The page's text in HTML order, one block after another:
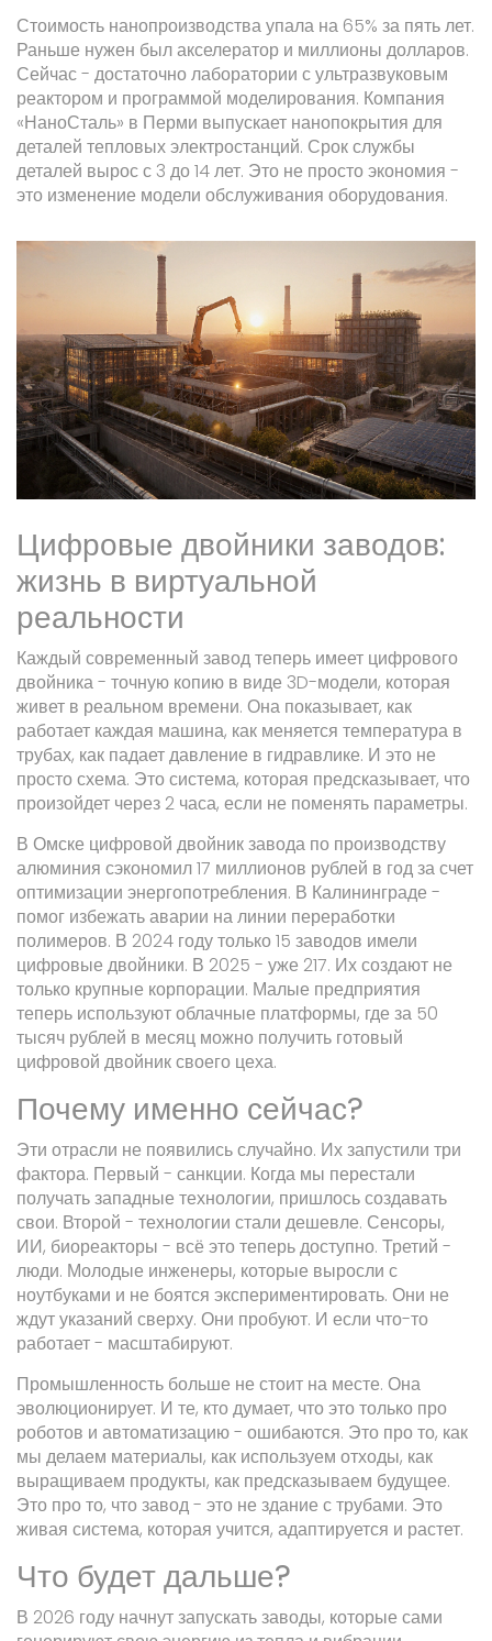
Стоимость нанопроизводства упала на 65% за пять лет.
Раньше нужен был акселератор и миллионы долларов.
Сейчас - достаточно лаборатории с ультразвуковым
реактором и программой моделирования. Компания
«НаноСталь» в Перми выпускает нанопокрытия для
деталей тепловых электростанций. Срок службы
деталей вырос с 3 до 14 лет. Это не просто экономия -
это изменение модели обслуживания оборудования.
Цифровые двойники заводов:
жизнь в виртуальной
реальности
Каждый современный завод теперь имеет цифрового
двойника - точную копию в виде 3D-модели, которая
живет в реальном времени. Она показывает, как
работает каждая машина, как меняется температура в
трубах, как падает давление в гидравлике. И это не
просто схема. Это система, которая предсказывает, что
произойдет через 2 часа, если не поменять параметры.
В Омске цифровой двойник завода по производству
алюминия сэкономил 17 миллионов рублей в год за счет
оптимизации энергопотребления. В Калининграде -
помог избежать аварии на линии переработки
полимеров. В 2024 году только 15 заводов имели
цифровые двойники. В 2025 - уже 217. Их создают не
только крупные корпорации. Малые предприятия
теперь используют облачные платформы, где за 50
тысяч рублей в месяц можно получить готовый
цифровой двойник своего цеха.
Почему именно сейчас?
Эти отрасли не появились случайно. Их запустили три
фактора. Первый - санкции. Когда мы перестали
получать западные технологии, пришлось создавать
свои. Второй - технологии стали дешевле. Сенсоры,
ИИ, биореакторы - всё это теперь доступно. Третий -
люди. Молодые инженеры, которые выросли с
ноутбуками и не боятся экспериментировать. Они не
ждут указаний сверху. Они пробуют. И если что-то
работает - масштабируют.
Промышленность больше не стоит на месте. Она
эволюционирует. И те, кто думает, что это только про
роботов и автоматизацию - ошибаются. Это про то, как
мы делаем материалы, как используем отходы, как
выращиваем продукты, как предсказываем будущее.
Это про то, что завод - это не здание с трубами. Это
живая система, которая учится, адаптируется и растет.
Что будет дальше?
В 2026 году начнут запускать заводы, которые сами